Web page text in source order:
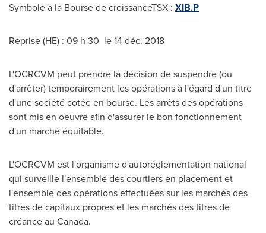
Symbole à la Bourse de croissanceTSX : XIB.P
Reprise (HE) : 09 h 30 le 14 déc. 2018
L'OCRCVM peut prendre la décision de suspendre (ou
d'arrêter) temporairement les opérations à l'égard d'un titre
d'une société cotée en bourse. Les arrêts des opérations
sont mis en oeuvre afin d'assurer le bon fonctionnement
d'un marché équitable.
L'OCRCVM est l'organisme d'autoréglementation national
qui surveille l'ensemble des courtiers en placement et
l'ensemble des opérations effectuées sur les marchés des
titres de capitaux propres et les marchés des titres de
créance au Canada.